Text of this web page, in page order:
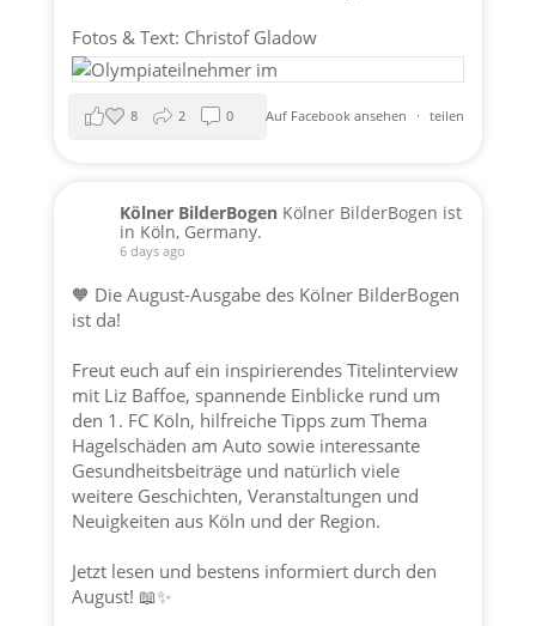
Fotos & Text: Christof Gladow
Auf Facebook ansehen · teilen
8 2 0
Kölner BilderBogen Kölner BilderBogen ist
in Köln, Germany.
6 days ago
🧡 Die August-Ausgabe des Kölner BilderBogen
ist da!
Freut euch auf ein inspirierendes Titelinterview
mit Liz Baffoe, spannende Einblicke rund um
den 1. FC Köln, hilfreiche Tipps zum Thema
Hagelschäden am Auto sowie interessante
Gesundheitsbeiträge und natürlich viele
weitere Geschichten, Veranstaltungen und
Neuigkeiten aus Köln und der Region.
Jetzt lesen und bestens informiert durch den
August! 📖✨